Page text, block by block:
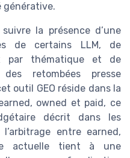
générative.
la présence d’une
de certains LLM, de
par thématique et de
retombées presse
outil GEO réside dans la
owned et paid, ce
décrit dans les
entre earned,
actuelle tient à une